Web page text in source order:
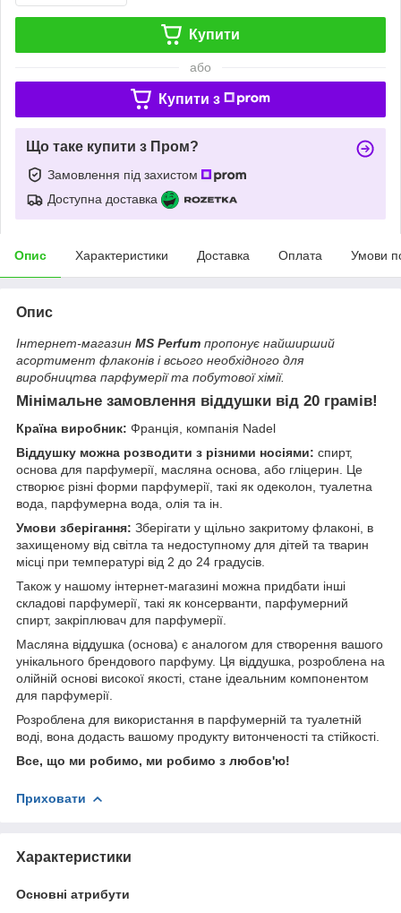
Купити
або
Купити з
Що таке купити з Пром?
Замовлення під захистом
Доступна доставка
Опис Характеристики Доставка Оплата Умови
Опис
Інтернет-магазин MS Perfum пропонує найширший
асортимент флаконів і всього необхідного для
виробництва парфумерії та побутової хімії.
Мінімальне замовлення віддушки від 20 грамів!
Країна виробник: Франція, компанія Nadel
Віддушку можна розводити з різними носіями: спирт,
основа для парфумерії, масляна основа, або гліцерин. Це
створює різні форми парфумерії, такі як одеколон, туалетна
вода, парфумерна вода, олія та ін.
Умови зберігання: Зберігати у щільно закритому флаконі, в
захищеному від світла та недоступному для дітей та тварин
місці при температурі від 2 до 24 градусів.
Також у нашому інтернет-магазині можна придбати інші
складові парфумерії, такі як консерванти, парфумерний
спирт, закріплювач для парфумерії.
Масляна віддушка (основа) є аналогом для створення вашого
унікального брендового парфуму. Ця віддушка, розроблена на
олійній основі високої якості, стане ідеальним компонентом
для парфумерії.
Розроблена для використання в парфумерній та туалетній
воді, вона додасть вашому продукту витонченості та стійкості.
Все, що ми робимо, ми робимо з любов'ю!
Приховати
Характеристики
Основні атрибути